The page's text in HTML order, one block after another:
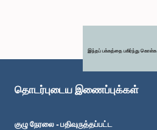
இந்தப் பக்கத்தை பகிர்ந்து கொள்க
தொடர்புடைய இணைப்புக்கள்
குழு நேரலை - பதிவுருத்தப்பட்ட